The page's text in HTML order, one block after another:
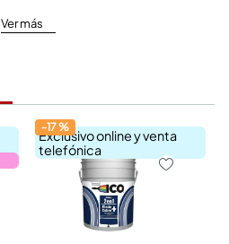
Ver más
Exclusivo online y venta
telefónica
-17%